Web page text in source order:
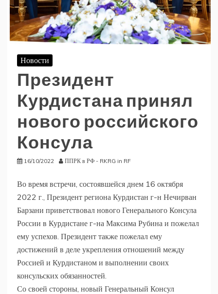
Новости
Президент
Курдистана принял
нового российского
Консула
16/10/2022 ППРК в РФ - RKRG in RF
Во время встречи, состоявшейся днем 16 октября
2022 г., Президент региона Курдистан г-н Нечирван
Барзани приветствовал нового Генерального Консула
России в Курдистане г-на Максима Рубина и пожелал
ему успехов. Президент также пожелал ему
достижений в деле укрепления отношений между
Россией и Курдистаном и выполнении своих
консульских обязанностей.
Со своей стороны, новый Генеральный Консул